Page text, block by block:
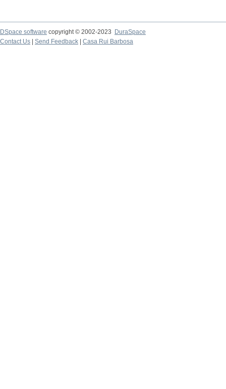
DSpace software copyright © 2002-2023
DuraSpace
Contact Us
Send Feedback Casa Rui Barbosa